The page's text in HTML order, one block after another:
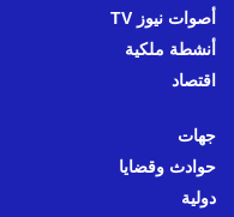
أصوات نيوز TV
أنشطة ملكية
اقتصاد
جهات
حوادث وقضايا
دولية